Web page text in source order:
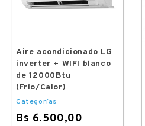
Aire acondicionado LG
inverter + WIFI blanco
de 12000Btu
(Frío/Calor)
Categorías
Bs 6.500,00